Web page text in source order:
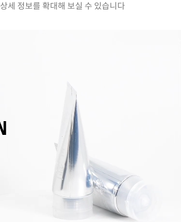
상세 정보를 확대해 보실 수 있습니다